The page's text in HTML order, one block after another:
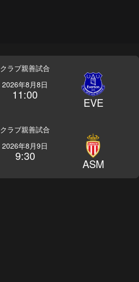
クラブ親善試合
2026年8月8日
11:00
EVE
クラブ親善試合
2026年8月9日
9:30
ASM